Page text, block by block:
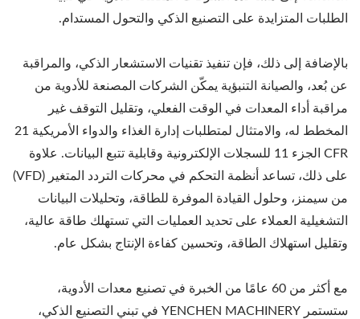
الطلبات المتزايدة على التصنيع الذكي والتحول المستدام.
بالإضافة إلى ذلك، فإن تنفيذ تقنيات الاستشعار الذكي، والمراقبة
عن بُعد، والصيانة التنبؤية يمكّن الشركات المصنعة للأدوية من
مراقبة أداء المعدات في الوقت الفعلي، وتقليل التوقف غير
المخطط له، والامتثال لمتطلبات إدارة الغذاء والدواء الأمريكية 21
CFR الجزء 11 للسجلات الإلكترونية وقابلية تتبع البيانات. علاوة
على ذلك، تساعد أنظمة التحكم في محركات التردد المتغير (VFD)
من سيمنز، وحلول القيادة الموفرة للطاقة، وتحليلات البيانات
التشغيلية العملاء على تحديد العمليات التي تستهلك طاقة عالية،
وتقليل استهلاك الطاقة، وتحسين كفاءة الإنتاج بشكل عام.
مع أكثر من 60 عامًا من الخبرة في تصنيع معدات الأدوية،
ستستمر YENCHEN MACHINERY في تبني التصنيع الذكي،